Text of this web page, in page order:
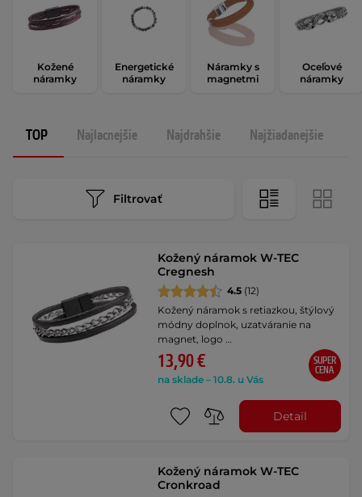
Kožené
náramky
Energetické
náramky
Náramky s
magnetmi
Oceľové
náramky
TOP Najlacnejšie Najdrahšie Najžiadanejšie
Filtrovať
Kožený náramok W-TEC
Cregnesh
4.5 (12)
Kožený náramok s retiazkou, štýlový
módny doplnok, uzatváranie na
magnet, logo …
13,90 €
na sklade – 10.8. u Vás
SUPER
CENA
Detail
Kožený náramok W-TEC
Cronkroad